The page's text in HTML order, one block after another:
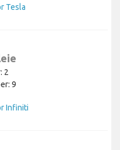
Tesla
2
9
Infiniti